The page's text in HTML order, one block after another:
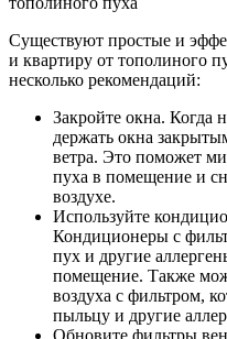
Существуют простые и
и квартиру от тополиного
несколько рекомендаций:
Закройте окна. Когда
держать окна
ветра. Это поможет
пуха в помещение и
воздухе.
Используйте
Кондиционеры с
пух и другие
помещение. Также
воздуха с фильтром,
пыльцу и другие